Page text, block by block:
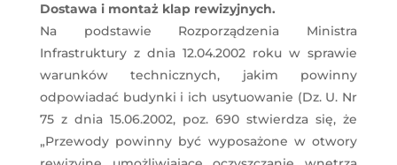
Dostawa i montaż klap rewizyjnych.
Na podstawie Rozporządzenia Ministra
Infrastruktury z dnia 12.04.2002 roku w sprawie
warunków technicznych, jakim powinny
odpowiadać budynki i ich usytuowanie (Dz. U. Nr
75 z dnia 15.06.2002, poz. 690 stwierdza się, że
„Przewody powinny być wyposażone w otwory